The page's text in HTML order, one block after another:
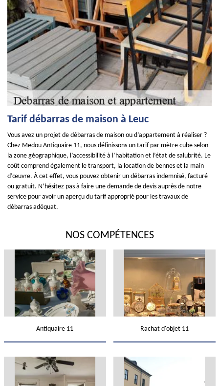
Tarif débarras de maison à Leuc
Vous avez un projet de débarras de maison ou d’appartement à réaliser ?
Chez Medou Antiquaire 11, nous définissons un tarif par mètre cube selon
la zone géographique, l’accessibilité à l’habitation et l’état de salubrité. Le
coût comprend également le transport, la location de bennes et la main
d’œuvre. À cet effet, vous pouvez obtenir un débarras indemnisé, facturé
ou gratuit. N’hésitez pas à faire une demande de devis auprès de notre
service pour avoir un aperçu du tarif approprié pour les travaux de
débarras adéquat.
NOS COMPÉTENCES
Antiquaire 11 Rachat d'objet 11